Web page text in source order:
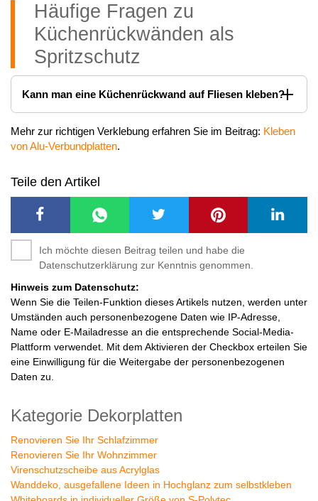
Häufige Fragen zu
Küchenrückwänden als
Spritzschutz
Kann man eine Küchenrückwand auf Fliesen kleben?
Mehr zur richtigen Verklebung erfahren Sie im Beitrag: Kleben
von Alu-Verbundplatten.
Teile den Artikel
Ich möchte diesen Beitrag teilen und habe die
Datenschutzerklärung zur Kenntnis genommen.
Hinweis zum Datenschutz:
Wenn Sie die Teilen-Funktion dieses Artikels nutzen, werden unter
Umständen auch personenbezogene Daten wie IP-Adresse,
Name oder E-Mailadresse an die entsprechende Social-Media-
Plattform verwendet. Mit dem Aktivieren der Checkbox erteilen Sie
eine Einwilligung für die Weitergabe der personenbezogenen
Daten zu.
Kategorie Dekorplatten
Renovieren Sie Ihr Schlafzimmer
Renovieren Sie Ihr Wohnzimmer
Virenschutzscheibe aus Acrylglas
Wanddeko, ausgefallene Ideen in Hochglanz zum selbstkleben